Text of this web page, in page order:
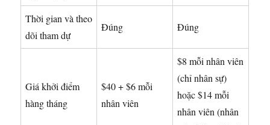
Thời gian và theo
dõi tham dự
Đúng Đúng
Giá khởi điểm
hàng tháng
$40 + $6 mỗi
nhân viên
$8 mỗi nhân viên
(chỉ nhân sự)
hoặc $14 mỗi
nhân viên (nhân